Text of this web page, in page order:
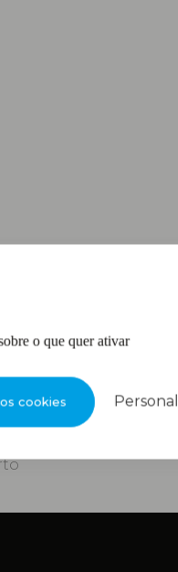
o que quer ativar
cookies